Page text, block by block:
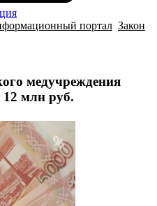
портал Закон
медучреждения
12 млн руб.